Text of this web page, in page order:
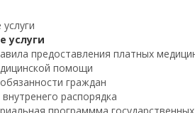
услуги
предоставления платных
помощи
граждан
распорядка